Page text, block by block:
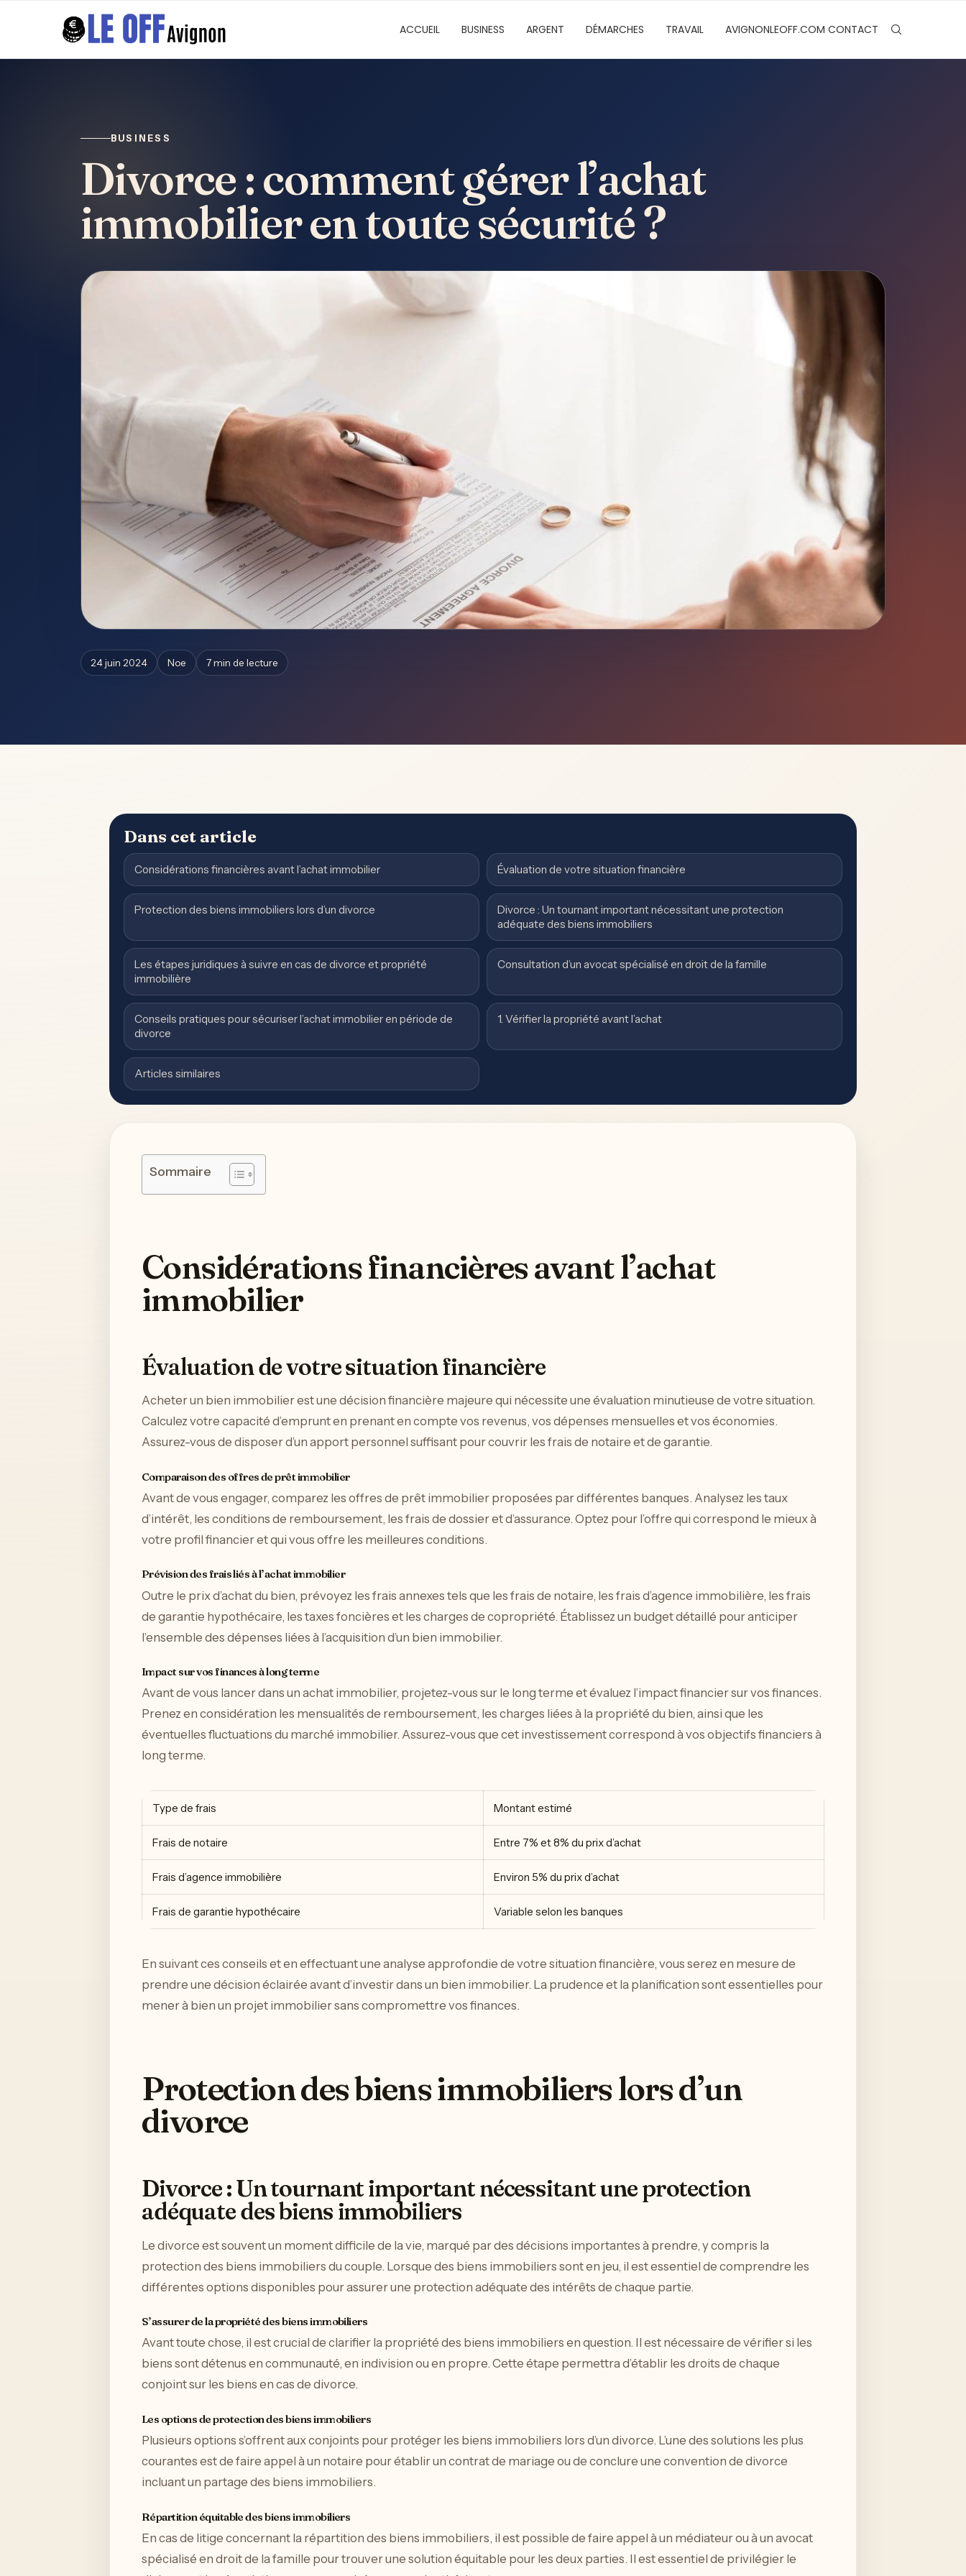
ACCUEIL BUSINESS ARGENT DÉMARCHES TRAVAIL AVIGNONLEOFF.COM CONTACT
BUSINESS
Divorce : comment gérer l’achat
immobilier en toute sécurité ?
24 juin 2024 Noe 7 min de lecture
Dans cet article
Considérations financières avant l’achat immobilier Évaluation de votre situation financière
Protection des biens immobiliers lors d’un divorce
Divorce : Un tournant important nécessitant une protection
adéquate des biens immobiliers
Les étapes juridiques à suivre en cas de divorce et propriété
immobilière
Consultation d’un avocat spécialisé en droit de la famille
Conseils pratiques pour sécuriser l’achat immobilier en période de
divorce
1. Vérifier la propriété avant l’achat
Articles similaires
Sommaire
Considérations financières avant l’achat
immobilier
Évaluation de votre situation financière
Acheter un bien immobilier est une décision financière majeure qui nécessite une évaluation minutieuse de votre situation.
Calculez votre capacité d’emprunt en prenant en compte vos revenus, vos dépenses mensuelles et vos économies.
Assurez-vous de disposer d’un apport personnel suffisant pour couvrir les frais de notaire et de garantie.
Comparaison des offres de prêt immobilier
Avant de vous engager, comparez les offres de prêt immobilier proposées par différentes banques. Analysez les taux
d’intérêt, les conditions de remboursement, les frais de dossier et d’assurance. Optez pour l’offre qui correspond le mieux à
votre profil financier et qui vous offre les meilleures conditions.
Prévision des frais liés à l’achat immobilier
Outre le prix d’achat du bien, prévoyez les frais annexes tels que les frais de notaire, les frais d’agence immobilière, les frais
de garantie hypothécaire, les taxes foncières et les charges de copropriété. Établissez un budget détaillé pour anticiper
l’ensemble des dépenses liées à l’acquisition d’un bien immobilier.
Impact sur vos finances à long terme
Avant de vous lancer dans un achat immobilier, projetez-vous sur le long terme et évaluez l’impact financier sur vos finances.
Prenez en considération les mensualités de remboursement, les charges liées à la propriété du bien, ainsi que les
éventuelles fluctuations du marché immobilier. Assurez-vous que cet investissement correspond à vos objectifs financiers à
long terme.
Type de frais Montant estimé
Frais de notaire Entre 7% et 8% du prix d’achat
Frais d’agence immobilière Environ 5% du prix d’achat
Frais de garantie hypothécaire Variable selon les banques
En suivant ces conseils et en effectuant une analyse approfondie de votre situation financière, vous serez en mesure de
prendre une décision éclairée avant d’investir dans un bien immobilier. La prudence et la planification sont essentielles pour
mener à bien un projet immobilier sans compromettre vos finances.
Protection des biens immobiliers lors d’un
divorce
Divorce : Un tournant important nécessitant une protection
adéquate des biens immobiliers
Le divorce est souvent un moment difficile de la vie, marqué par des décisions importantes à prendre, y compris la
protection des biens immobiliers du couple. Lorsque des biens immobiliers sont en jeu, il est essentiel de comprendre les
différentes options disponibles pour assurer une protection adéquate des intérêts de chaque partie.
S’assurer de la propriété des biens immobiliers
Avant toute chose, il est crucial de clarifier la propriété des biens immobiliers en question. Il est nécessaire de vérifier si les
biens sont détenus en communauté, en indivision ou en propre. Cette étape permettra d’établir les droits de chaque
conjoint sur les biens en cas de divorce.
Les options de protection des biens immobiliers
Plusieurs options s’offrent aux conjoints pour protéger les biens immobiliers lors d’un divorce. L’une des solutions les plus
courantes est de faire appel à un notaire pour établir un contrat de mariage ou de conclure une convention de divorce
incluant un partage des biens immobiliers.
Répartition équitable des biens immobiliers
En cas de litige concernant la répartition des biens immobiliers, il est possible de faire appel à un médiateur ou à un avocat
spécialisé en droit de la famille pour trouver une solution équitable pour les deux parties. Il est essentiel de privilégier le